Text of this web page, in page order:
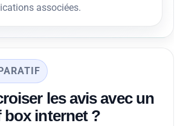
associées.
les avis avec un
box internet ?